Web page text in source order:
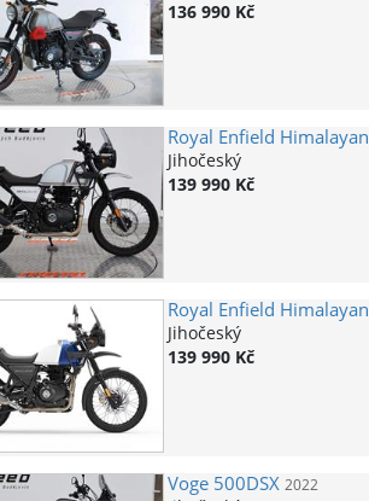
136 990 Kč
Royal Enfield Himalayan
Jihočeský
139 990 Kč
Royal Enfield Himalayan
Jihočeský
139 990 Kč
Voge 500DSX 2022